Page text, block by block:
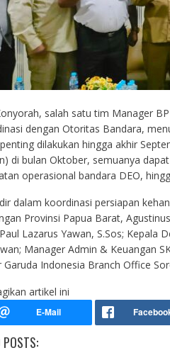
salah satu tim Manager
dengan Otoritas Bandara,
dilakukan hingga akhir
di bulan Oktober, semuanya
operasional bandara DEO,
dalam koordinasi persiapan
Provinsi Papua Barat,
Lazarus Yawan, S.Sos; Kepala
Manager Admin & Keuangan
Garuda Indonesia Branch Office
artikel ini
POSTS: